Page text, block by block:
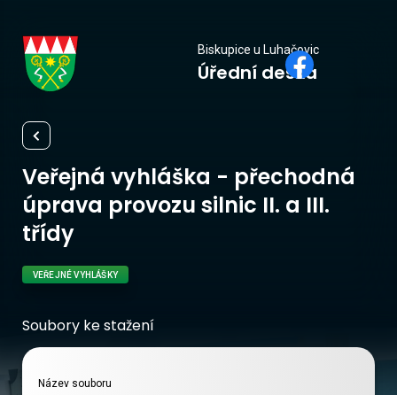
Biskupice u Luhačovic
Úřední deska
Veřejná vyhláška - přechodná
úprava provozu silnic II. a III.
třídy
VEŘEJNÉ VYHLÁŠKY
Soubory ke stažení
Název souboru